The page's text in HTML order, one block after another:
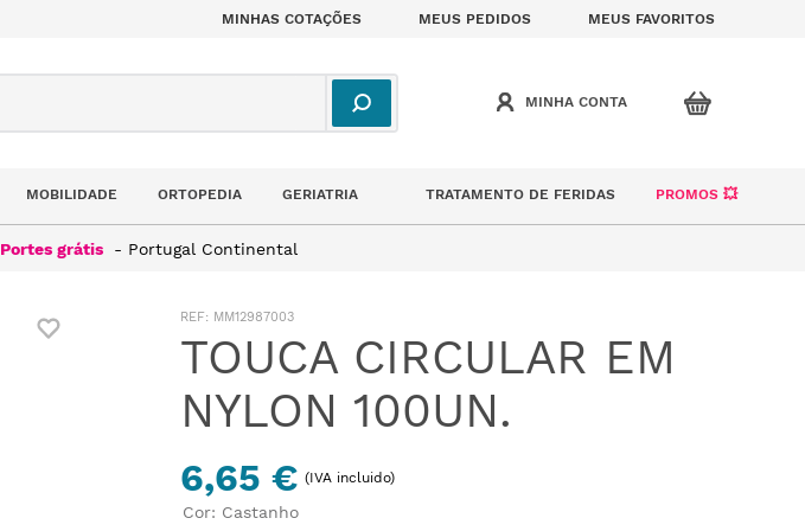
MINHAS COTAÇÕES MEUS PEDIDOS MEUS FAVORITOS
MOBILIDADE ORTOPEDIA GERIATRIA TRATAMENTO DE FERIDAS PROMOS 💥
Portes grátis - Portugal Continental
: MM12987003
TOUCA CIRCULAR EM
NYLON 100UN.
6,65 € (IVA incluido)
Cor: Castanho